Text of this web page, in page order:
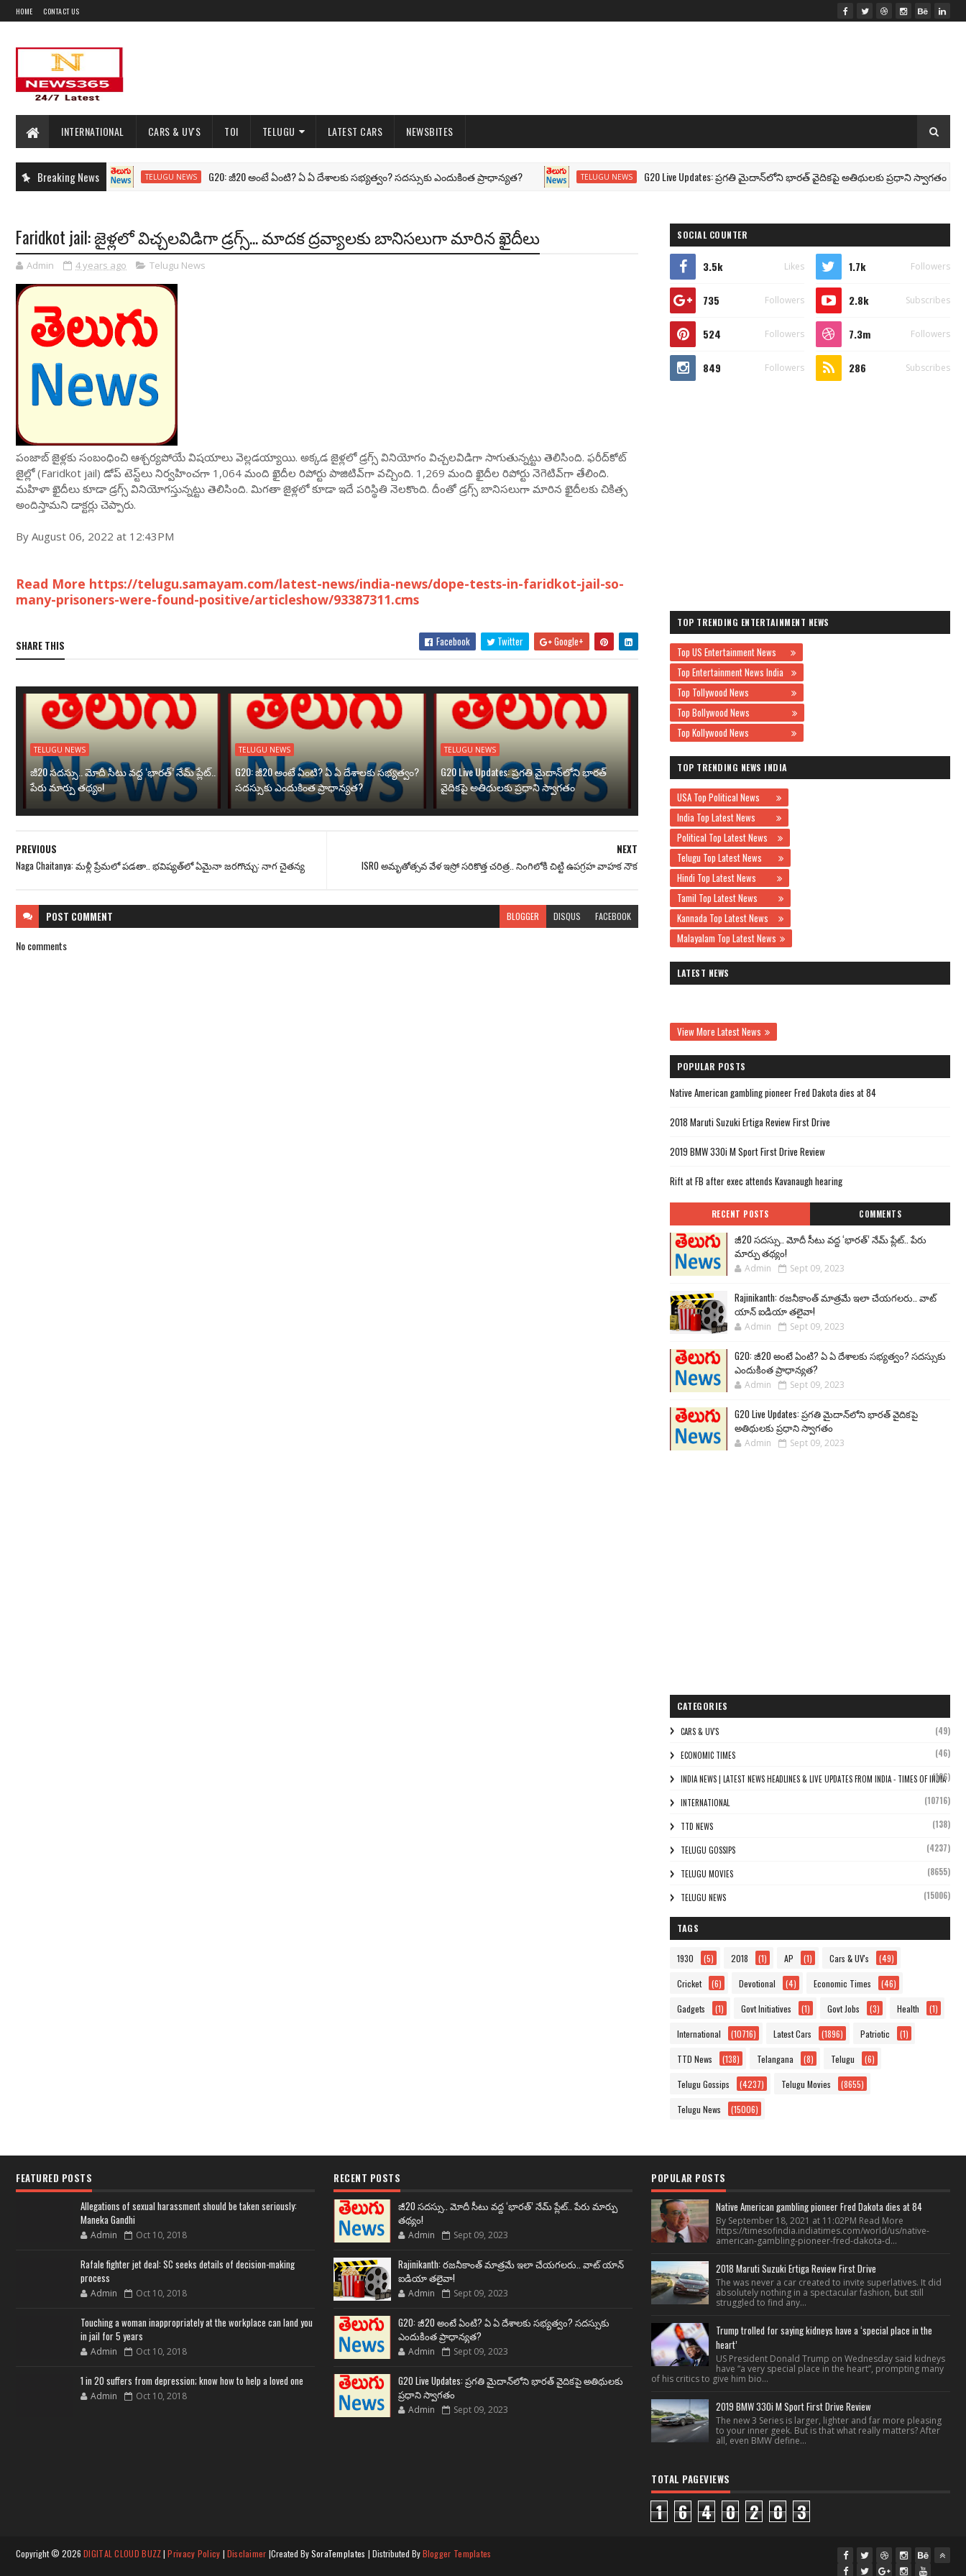
HOME CONTACT US
INTERNATIONAL CARS & UV'S TOI TELUGU LATEST CARS NEWSBITES
Breaking News TELUGU NEWS G20: జీ20 అంటే ఏంటి? ఏ ఏ దేశాలకు సభ్యత్వం? సదస్సుకు ఎందుకింత ప్రాధాన్యత? TELUGU NEWS G20 Live Updates: ప్రగతి మైదాన్‌లోని భారత్ వైదికపై అతిథులకు ప్రధాని స్వాగతం
Faridkot jail: జైళ్లలో విచ్చలవిడిగా డ్రగ్స్... మాదక ద్రవ్యాలకు బానిసలుగా మారిన ఖైదీలు
Admin 4 years ago Telugu News
పంజాబ్ జైళ్లకు సంబంధించి ఆశ్చర్యపోయే విషయాలు వెల్లడయ్యాయి. అక్కడ జైళ్లలో డ్రగ్స్ వినియోగం విచ్చలవిడిగా సాగుతున్నట్టు తెలిసింది. ఫరీద్‌కోట్
జైల్లో (Faridkot jail) డోప్ టెస్ట్‌లు నిర్వహించగా 1,064 మంది ఖైదీల రిపోర్టు పాజిటివ్‌గా వచ్చింది. 1,269 మంది ఖైదీల రిపోర్టు నెగెటివ్‌గా తేలింది.
మహిళా ఖైదీలు కూడా డ్రగ్స్ వినియోగస్తున్నట్టు తెలిసింది. మిగతా జైళ్లలో కూడా ఇదే పరిస్థితి నెలకొంది. దీంతో డ్రగ్స్‌ బానిసలుగా మారిన ఖైదీలకు చికిత్స
అందిస్తామని డాక్టర్లు చెప్పారు.
By August 06, 2022 at 12:43PM
Read More https://telugu.samayam.com/latest-news/india-news/dope-tests-in-faridkot-jail-so-
many-prisoners-were-found-positive/articleshow/93387311.cms
SHARE THIS Facebook Twitter Google+
TELUGU NEWS
జీ20 సదస్సు.. మోదీ సీటు వద్ద ‘భారత్’ నేమ్ ప్లేట్‌..
పేరు మార్పు తథ్యం!
TELUGU NEWS
G20: జీ20 అంటే ఏంటి? ఏ ఏ దేశాలకు సభ్యత్వం?
సదస్సుకు ఎందుకింత ప్రాధాన్యత?
TELUGU NEWS
G20 Live Updates: ప్రగతి మైదాన్‌లోని భారత్
వైదికపై అతిథులకు ప్రధాని స్వాగతం
NEXT
ISRO అమృతోత్సవ వేళ ఇస్రో సరికొత్త చరిత్ర.. నింగిలోకి చిట్టి ఉపగ్రహ వాహక నౌక
PREVIOUS
Naga Chaitanya: మళ్లీ ప్రేమలో పడతా.. భవిష్యత్‌లో ఏమైనా జరగొచ్చు: నాగ చైతన్య
POST COMMENT BLOGGER DISQUS FACEBOOK
No comments
SOCIAL COUNTER
3.5k Likes 1.7k Followers
735 Followers 2.8k Subscribes
524 Followers 7.3m Followers
849 Followers 286 Subscribes
TOP TRENDING ENTERTAINMENT NEWS
Top US Entertainment News
Top Entertainment News India
Top Tollywood News
Top Bollywood News
Top Kollywood News
TOP TRENDING NEWS INDIA
USA Top Political News
India Top Latest News
Political Top Latest News
Telugu Top Latest News
Hindi Top Latest News
Tamil Top Latest News
Kannada Top Latest News
Malayalam Top Latest News
LATEST NEWS
View More Latest News
POPULAR POSTS
Native American gambling pioneer Fred Dakota dies at 84
2018 Maruti Suzuki Ertiga Review First Drive
2019 BMW 330i M Sport First Drive Review
Rift at FB after exec attends Kavanaugh hearing
RECENT POSTS COMMENTS
జీ20 సదస్సు.. మోదీ సీటు వద్ద ‘భారత్’ నేమ్ ప్లేట్‌.. పేరు
మార్పు తథ్యం!
Admin Sept 09, 2023
Rajinikanth: రజనీకాంత్ మాత్రమే ఇలా చేయగలరు.. వాట్
యాన్ ఐడియా తలైవా!
Admin Sept 09, 2023
G20: జీ20 అంటే ఏంటి? ఏ ఏ దేశాలకు సభ్యత్వం? సదస్సుకు
ఎందుకింత ప్రాధాన్యత?
Admin Sept 09, 2023
G20 Live Updates: ప్రగతి మైదాన్‌లోని భారత్ వైదికపై
అతిథులకు ప్రధాని స్వాగతం
Admin Sept 09, 2023
CATEGORIES
CARS & UV'S (49)
ECONOMIC TIMES (46)
INDIA NEWS | LATEST NEWS HEADLINES & LIVE UPDATES FROM INDIA - TIMES OF INDIA
(106)
INTERNATIONAL (10716)
TTD NEWS (138)
TELUGU GOSSIPS (4237)
TELUGU MOVIES (8655)
TELUGU NEWS (15006)
TAGS
1930 (5) 2018 (1) AP (1) Cars & UV's (49)
Cricket (6) Devotional (4) Economic Times (46)
Gadgets (1) Govt Initiatives (1) Govt Jobs (3) Health (1)
International (10716) Latest Cars (1896) Patriotic (1)
TTD News (138) Telangana (8) Telugu (6)
Telugu Gossips (4237) Telugu Movies (8655)
Telugu News (15006)
FEATURED POSTS
Allegations of sexual harassment should be taken seriously:
Maneka Gandhi
Admin Oct 10, 2018
Rafale fighter jet deal: SC seeks details of decision-making
process
Admin Oct 10, 2018
Touching a woman inappropriately at the workplace can land you
in jail for 5 years
Admin Oct 10, 2018
1 in 20 suffers from depression; know how to help a loved one
Admin Oct 10, 2018
RECENT POSTS
జీ20 సదస్సు.. మోదీ సీటు వద్ద ‘భారత్’ నేమ్ ప్లేట్‌.. పేరు మార్పు
తథ్యం!
Admin Sept 09, 2023
Rajinikanth: రజనీకాంత్ మాత్రమే ఇలా చేయగలరు.. వాట్ యాన్
ఐడియా తలైవా!
Admin Sept 09, 2023
G20: జీ20 అంటే ఏంటి? ఏ ఏ దేశాలకు సభ్యత్వం? సదస్సుకు
ఎందుకింత ప్రాధాన్యత?
Admin Sept 09, 2023
G20 Live Updates: ప్రగతి మైదాన్‌లోని భారత్ వైదికపై అతిథులకు
ప్రధాని స్వాగతం
Admin Sept 09, 2023
POPULAR POSTS
Native American gambling pioneer Fred Dakota dies at 84
By September 18, 2021 at 11:02PM Read More
https://timesofindia.indiatimes.com/world/us/native-
american-gambling-pioneer-fred-dakota-d...
2018 Maruti Suzuki Ertiga Review First Drive
The was never a car created to invite superlatives. It did
absolutely nothing in a spectacular fashion, but still
struggled to find any...
Trump trolled for saying kidneys have a ‘special place in the
heart’
US President Donald Trump on Wednesday said kidneys
have “a very special place in the heart”, prompting many
of his critics to give him bio...
2019 BMW 330i M Sport First Drive Review
The new 3 Series is larger, lighter and far more pleasing
to your inner geek. But is that what really matters? After
all, even BMW define...
TOTAL PAGEVIEWS
1 6 4 0 2 0 3
Copyright © 2026 DIGITAL CLOUD BUZZ|Privacy Policy | Disclaimer |Created BySoraTemplates | Distributed ByBlogger Templates